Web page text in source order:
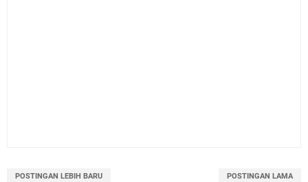
POSTINGAN LEBIH BARU POSTINGAN LAMA